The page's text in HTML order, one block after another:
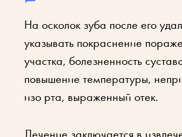
На осколок зуба после его
указывать покраснение
участка, болезненность
повышение температуры,
изо рта, выраженный отек.
Лечение заключается в